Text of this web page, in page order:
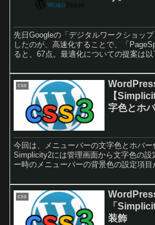
先日Googleの「デジタルワークショッ
したのが、高速化することで、「
ると、67点。最適化についての提案は以
えるコンテンツのレンダリングをブロ
を排除する4.CSS を縮小する
にする。サーチコンソールの構造化にも
は問題はなかったのですが、高速化だ
した。画像も圧縮するの忘れてたので
う項目はあたりまえ。自業自得です。
css
【
字色とホ
今回は、メニューバーの文字色とホバー
Simplicity2には管理画面から文字色の
ー時のメニューバーの背景色の設定項
時の文字色は白に背景を濃いめのグレ
css
「
装飾